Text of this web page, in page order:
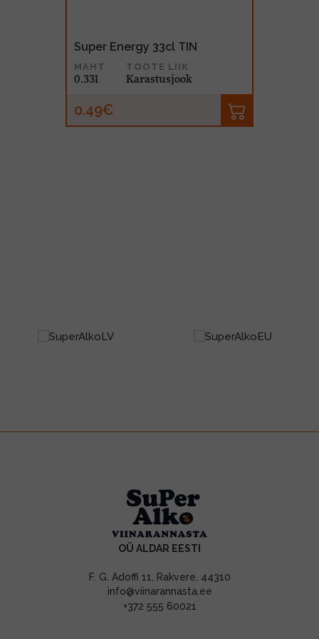
Super Energy 33cl TIN
MAHT
0.33l
TOOTE LIIK
Karastusjook
0.49€
OÜ ALDAR EESTI
F. G. Adoffi 11, Rakvere, 44310
info@viinarannasta.ee
+372 555 60021